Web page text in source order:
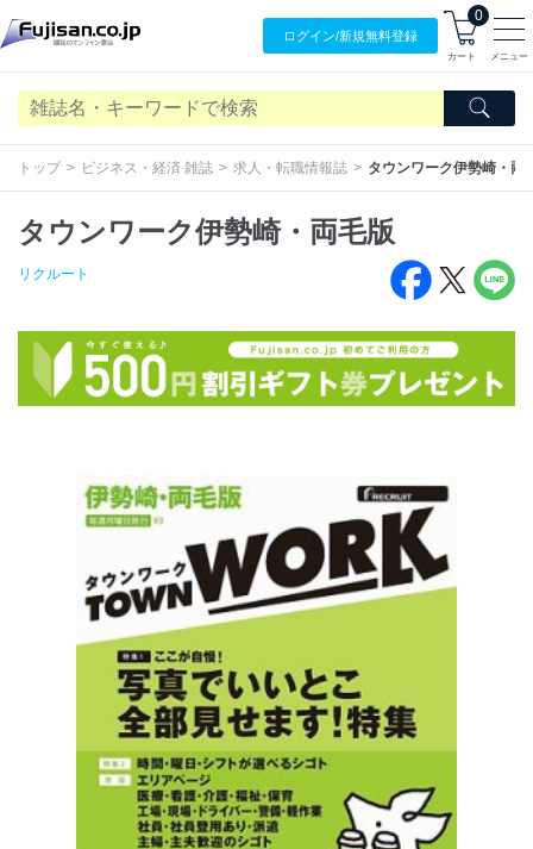
ログイン/新規無料登録
0
カート メニュー
トップ ビジネス・経済 雑誌 求人・転職情報誌 タウンワーク伊勢崎・両
タウンワーク伊勢崎・両毛版
リクルート